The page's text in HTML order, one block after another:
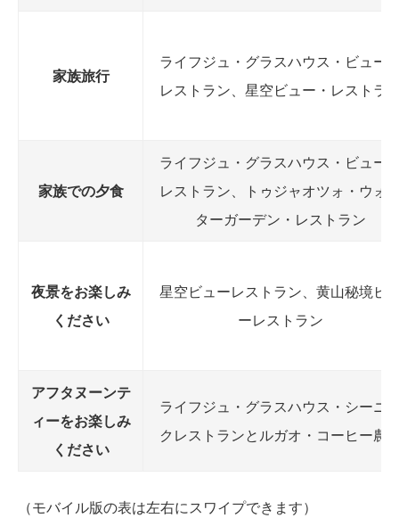
家族旅行
ライフジュ・グラスハウス・ビュー
レストラン、星空ビュー・レストラ
家族での夕食
ライフジュ・グラスハウス・ビュー
レストラン、トゥジャオツォ・ウォ
ターガーデン・レストラン
夜景をお楽しみ
ください
星空ビューレストラン、黄山秘境ビ
ーレストラン
アフタヌーンテ
ィーをお楽しみ
ください
ライフジュ・グラスハウス・シーニ
クレストランとルガオ・コーヒー農
（モバイル版の表は左右にスワイプできます）